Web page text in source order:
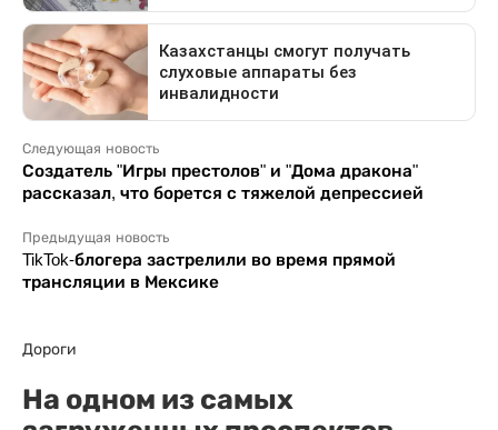
Следующая новость
Создатель "Игры престолов" и "Дома дракона"
рассказал, что борется с тяжелой депрессией
Предыдущая новость
TikTok-блогера застрелили во время прямой
трансляции в Мексике
Дороги
На одном из самых